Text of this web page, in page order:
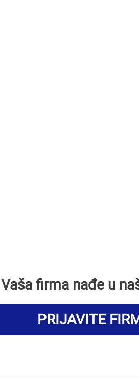
firma nađe u
PRIJAVITE